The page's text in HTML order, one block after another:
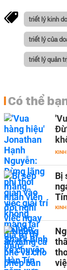
triết lý kinh
triết lý của
triết lý quản
Có thể
Bị